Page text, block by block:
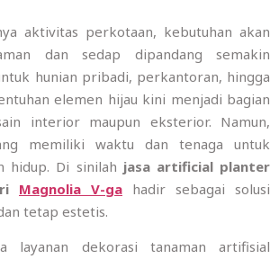
aktivitas perkotaan, kebutuhan akan
dan sedap dipandang semakin
hunian pribadi, perkantoran, hingga
elemen hijau kini menjadi bagian
interior maupun eksterior. Namun,
memiliki waktu dan tenaga untuk
hidup. Di sinilah jasa artificial planter
Magnolia V-ga hadir sebagai solusi
tetap estetis.
layanan dekorasi tanaman artifisial